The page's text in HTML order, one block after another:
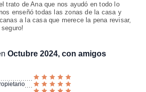
trato de Ana que nos ayudó en todo lo
enseñó todas las zonas de la casa y
a la casa que merece la pena revisar,
Octubre 2024, con amigos